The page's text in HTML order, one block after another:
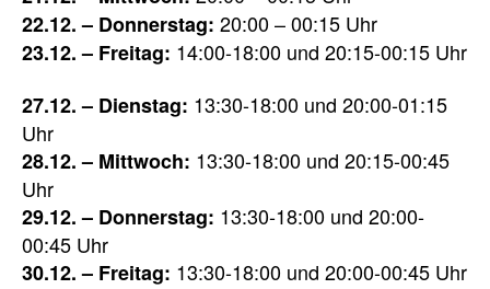
22.12. – Donnerstag: 20:00 – 00:15 Uhr
23.12. – Freitag: 14:00-18:00 und 20:15-00:15 Uhr
27.12. – Dienstag: 13:30-18:00 und 20:00-01:15
Uhr
28.12. – Mittwoch: 13:30-18:00 und 20:15-00:45
Uhr
29.12. – Donnerstag: 13:30-18:00 und 20:00-
00:45 Uhr
30.12. – Freitag: 13:30-18:00 und 20:00-00:45 Uhr